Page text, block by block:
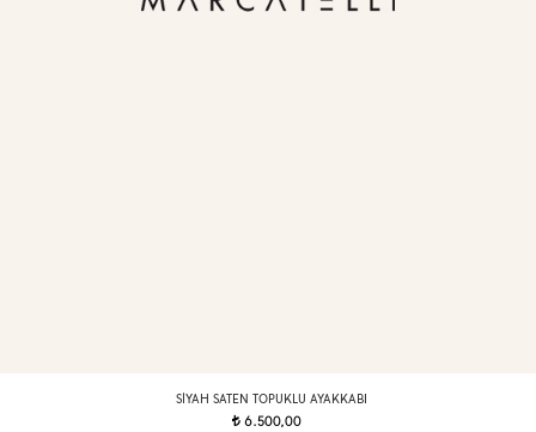
SIYAH SATEN TOPUKLU AYAKKABI
t 6.500,00